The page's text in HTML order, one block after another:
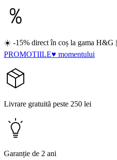
☀️ -15% direct în coș la gama H&G |
PROMOTIILE♥ momentului
Livrare gratuită peste 250 lei
Garanție de 2 ani